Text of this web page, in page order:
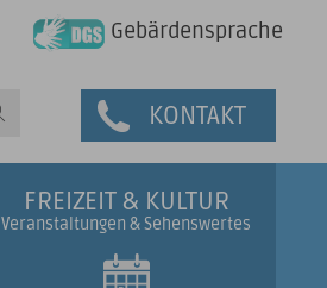
Gebärdensprache
KONTAKT
FREIZEIT & KULTUR
Veranstaltungen & Sehenswertes